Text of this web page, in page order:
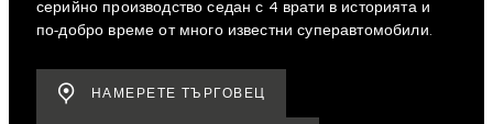
серийно производство седан с 4 врати в историята и
по-добро време от много известни суперавтомобили.
НАМЕРЕТЕ ТЪРГОВЕЦ